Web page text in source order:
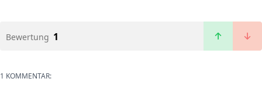
Bewertung 1
1 KOMMENTAR: